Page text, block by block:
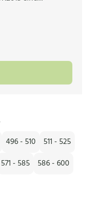
496 - 510
511 - 525
571 - 585
586 - 600